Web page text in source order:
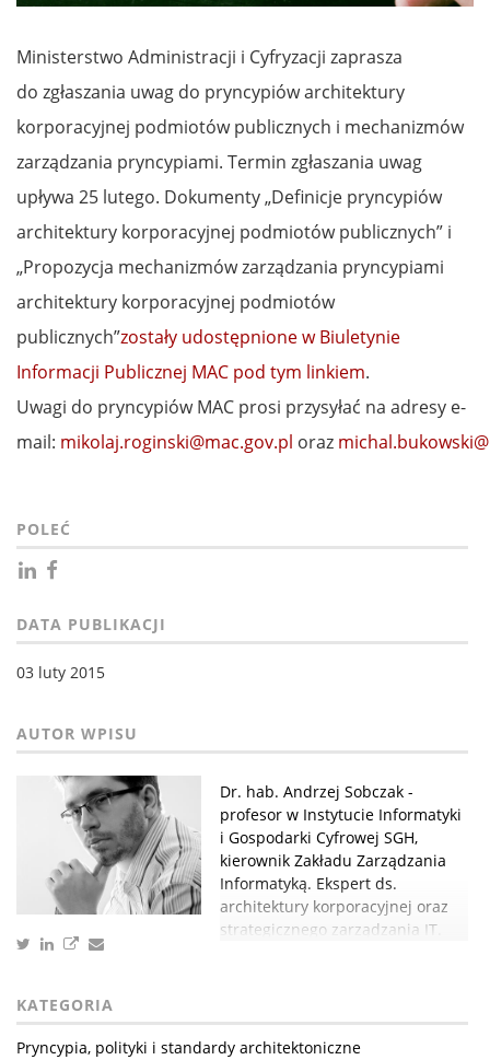
Ministerstwo Administracji i Cyfryzacji zaprasza
do zgłaszania uwag do pryncypiów architektury
korporacyjnej podmiotów publicznych i mechanizmów
zarządzania pryncypiami. Termin zgłaszania uwag
upływa 25 lutego. Dokumenty „Definicje pryncypiów
architektury korporacyjnej podmiotów publicznych” i
„Propozycja mechanizmów zarządzania pryncypiami
architektury korporacyjnej podmiotów
publicznych”zostały udostępnione w Biuletynie
Informacji Publicznej MAC pod tym linkiem.
Uwagi do pryncypiów MAC prosi przysyłać na adresy e-
mail: mikolaj.roginski@mac.gov.pl oraz
POLEĆ
DATA PUBLIKACJI
03 luty 2015
Dr. hab. Andrzej Sobczak -
profesor w Instytucie Informatyki
i Gospodarki Cyfrowej SGH,
kierownik Zakładu Zarządzania
Informatyką. Ekspert ds.
architektury korporacyjnej oraz
strategicznego zarządzania IT.
KATEGORIA
Pryncypia, polityki i standardy architektoniczne